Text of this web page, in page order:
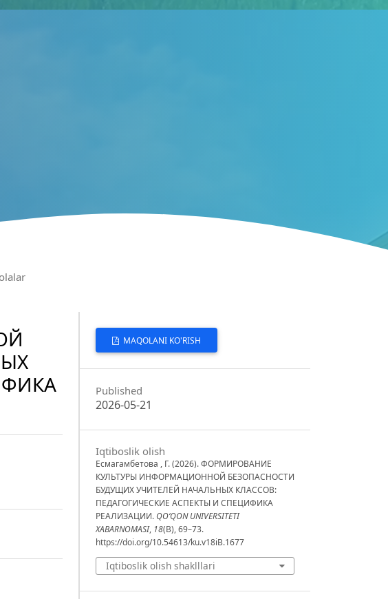
MAQOLANI KO'RISH
Published
2026-05-21
Iqtiboslik olish
Есмагамбетова , Г. (2026). ФОРМИРОВАНИЕ
КУЛЬТУРЫ ИНФОРМАЦИОННОЙ БЕЗОПАСНОСТИ
БУДУЩИХ УЧИТЕЛЕЙ НАЧАЛЬНЫХ КЛАССОВ:
ПЕДАГОГИЧЕСКИЕ АСПЕКТЫ И СПЕЦИФИКА
РЕАЛИЗАЦИИ. QO‘QON UNIVERSITETI
XABARNOMASI, 18(B), 69–73.
https://doi.org/10.54613/ku.v18iB.1677
Iqtiboslik olish shaklllari